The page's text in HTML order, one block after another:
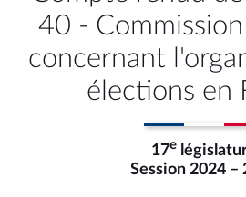
40 -
concernant
élections en
17e
Session 2024 –